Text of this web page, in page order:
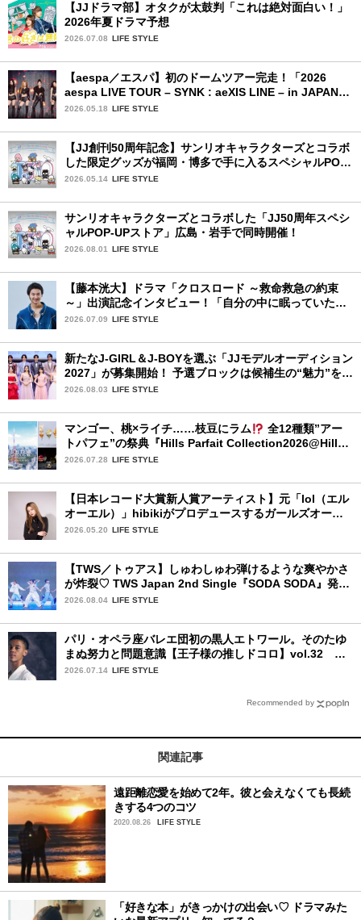
【JJドラマ部】オタクが太鼓判「これは絶対面白い！」
2026年夏ドラマ予想
2026.07.08 LIFE STYLE
【aespa／エスパ】初のドームツアー完走！「2026
aespa LIVE TOUR – SYNK : aeXIS LINE – in JAPAN
[SPECIAL EDITION DOME TOUR] 」東京ドーム公演2
2026.05.18 LIFE STYLE
【JJ創刊50周年記念】サンリオキャラクターズとコラボ
した限定グッズが福岡・博多で手に入るスペシャルPOP-
UPストア！
2026.05.14 LIFE STYLE
サンリオキャラクターズとコラボした「JJ50周年スペシ
ャルPOP-UPストア」広島・岩手で同時開催！
2026.08.01 LIFE STYLE
【藤本洸大】ドラマ「クロスロード ～救命救急の約束
～」出演記念インタビュー！「自分の中に眠っていた熱
を思い出させてもらった作品です」
2026.07.09 LIFE STYLE
新たなJ-GIRL＆J-BOYを選ぶ「JJモデルオーディション
2027」が募集開始！ 予選ブロックは候補生の“魅力”を重
視した「新システム」に変わります
2026.08.03 LIFE STYLE
マンゴー、桃×ライチ……枝豆にラム
全12種類”アー
トパフェ”の祭典『Hills Parfait Collection2026@Hills
House』
2026.07.28 LIFE STYLE
【日本レコード大賞新人賞アーティスト】元「lol（エル
オーエル）」hibikiがプロデュースするガールズオーデ
ィションが始動！ 応募は5月31日（日）まで
2026.05.20 LIFE STYLE
【TWS／トゥアス】しゅわしゅわ弾けるような爽やかさ
が炸裂♡ TWS Japan 2nd Single『SODA SODA』発売
記念SPECIAL SHOWCASEを詳細レポ
2026.08.04 LIFE STYLE
パリ・オペラ座バレエ団初の黒人エトワール。そのたゆ
まぬ努力と問題意識【王子様の推しドコロ】vol.32 ギ
ヨーム・ディオップさん
2026.07.14 LIFE STYLE
Recommended by
関連記事
遠距離恋愛を始めて2年。彼と会えなくても長続
きする4つのコツ
2020.08.26 LIFE STYLE
「好きな本」がきっかけの出会い♡ ドラマみた